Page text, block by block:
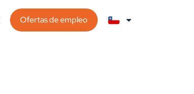
Ofertas de empleo